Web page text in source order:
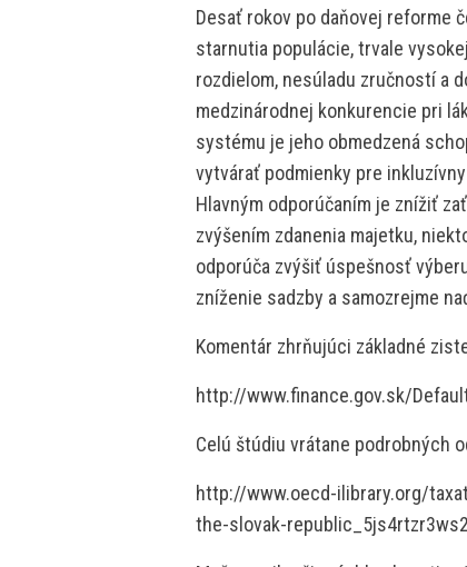
Desať rokov po daňovej reforme
starnutia populácie, trvale
rozdielom, nesúladu zručností a
medzinárodnej konkurencie pri
systému je jeho obmedzená
vytvárať podmienky pre
Hlavným odporúčaním je znížiť
zvýšením zdanenia majetku,
odporúča zvýšiť úspešnosť
zníženie sadzby a samozrejme
Komentár zhrňujúci základné
http://www.finance.gov.sk/
Celú štúdiu vrátane podrobných
http://www.oecd-ilibrary.org/
the-slovak-